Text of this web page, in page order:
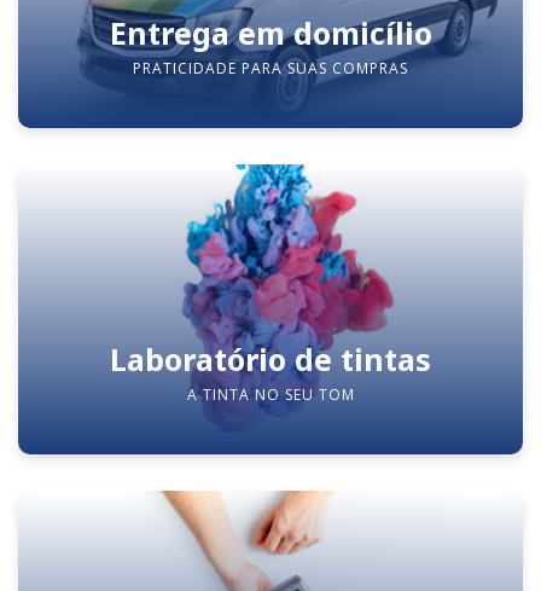
Entrega em domicílio
PRATICIDADE PARA SUAS COMPRAS
Laboratório de tintas
A TINTA NO SEU TOM